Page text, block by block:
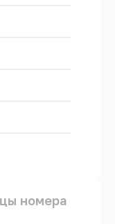
номера